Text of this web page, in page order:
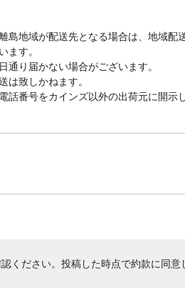
島地域が配送先となる場合は、地域
ます。
通り届かない場合がございます。
は致しかねます。
話番号をカインズ以外の出荷元に開示
ください。投稿した時点で約款に同意